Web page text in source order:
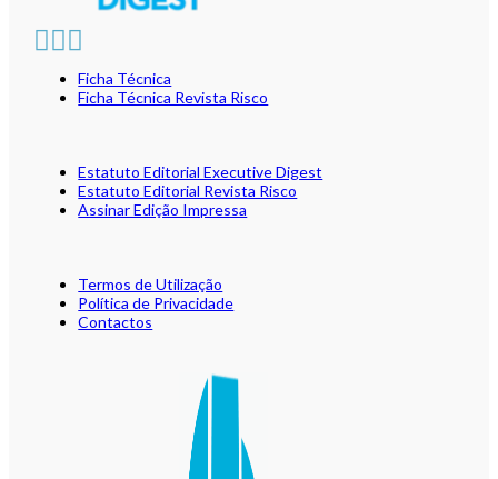
Ficha Técnica
Ficha Técnica Revista Risco
Estatuto Editorial Executive Digest
Estatuto Editorial Revista Risco
Assinar Edição Impressa
Termos de Utilização
Política de Privacidade
Contactos